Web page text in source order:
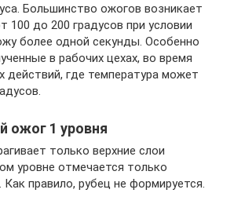
Большинство ожогов возникает
100 до 200 градусов при условии
более одной секунды. Особенно
в рабочих цехах, во время
действий, где температура может
ожог 1 уровня
только верхние слои
уровне отмечается только
правило, рубец не формируется.